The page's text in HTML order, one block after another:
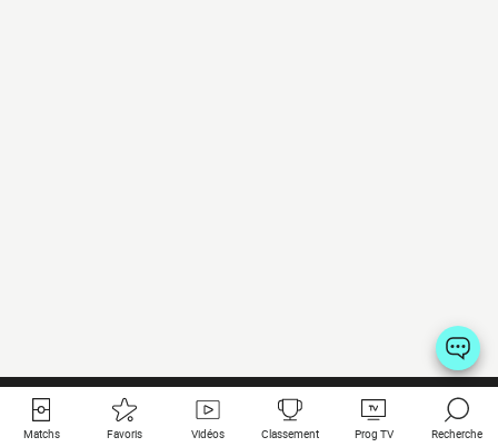
Matchs Favoris Vidéos Classement Prog TV Recherche